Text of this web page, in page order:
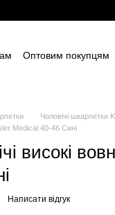
Оптовим покупцям
Чоловічі шкарпетки
Medical 40-46 Сині
високі
Написати відгук